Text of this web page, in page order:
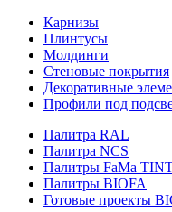
Карнизы
Плинтусы
Молдинги
Стеновые покрытия
Декоративные
Профили под
Палитра RAL
Палитра NCS
Палитры FaMa
Палитры BIOFA
Готовые проекты